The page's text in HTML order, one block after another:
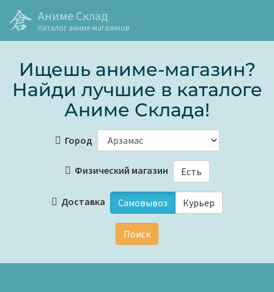
Аниме Склад
Каталог аниме-магазинов
Ищешь аниме-магазин?
Найди лучшие в каталоге
Аниме Склада!
Город
Физический магазин Есть
Доставка Самовывоз Курьер
Поиск